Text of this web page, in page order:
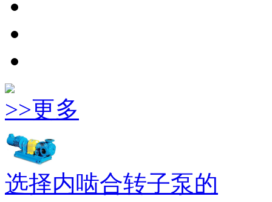
>>更多
选择内啮合转子泵的